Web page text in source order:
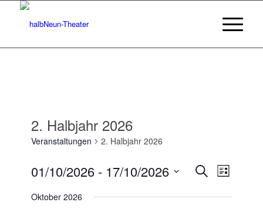
2. Halbjahr 2026
Veranstaltungen 2. Halbjahr 2026
SucheListe
01/10/2026 - 17/10/2026
wählen.
Oktober 2026